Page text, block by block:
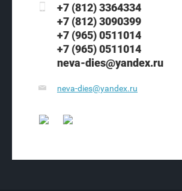
+7 (812) 3364334
+7 (812) 3090399
+7 (965) 0511014
+7 (965) 0511014
neva-dies@yandex.ru
neva-dies@yandex.ru